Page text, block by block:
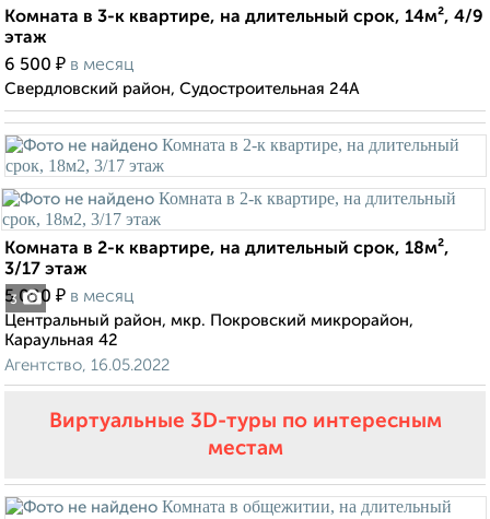
Комната в 3-к квартире, на длительный срок, 14м², 4/9
этаж
6 500 ₽ в месяц
Свердловский район, Судостроительная 24А
3
Комната в 2-к квартире, на длительный срок, 18м²,
3/17 этаж
5 000 ₽ в месяц
Центральный район, мкр. Покровский микрорайон,
Караульная 42
Агентство, 16.05.2022
Виртуальные 3D-туры по интересным
местам